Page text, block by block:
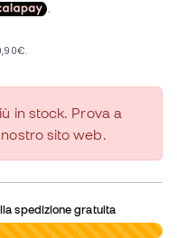
in stock. Prova a
sito web.
spedizione gratuita